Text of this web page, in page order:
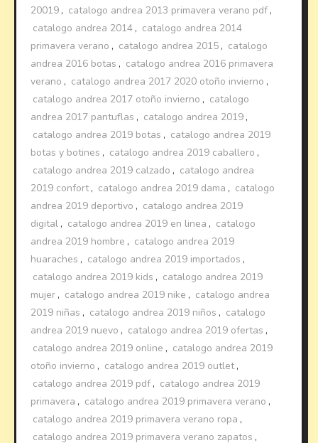
20019 , catalogo andrea 2013 primavera verano pdf ,
catalogo andrea 2014 , catalogo andrea 2014
primavera verano , catalogo andrea 2015 , catalogo
andrea 2016 botas , catalogo andrea 2016 primavera
verano , catalogo andrea 2017 2020 otoño invierno ,
catalogo andrea 2017 otoño invierno , catalogo
andrea 2017 pantuflas , catalogo andrea 2019 ,
catalogo andrea 2019 botas , catalogo andrea 2019
botas y botines , catalogo andrea 2019 caballero ,
catalogo andrea 2019 calzado , catalogo andrea
2019 confort, catalogo andrea 2019 dama , catalogo
andrea 2019 deportivo , catalogo andrea 2019
digital , catalogo andrea 2019 en linea , catalogo
andrea 2019 hombre , catalogo andrea 2019
huaraches , catalogo andrea 2019 importados ,
catalogo andrea 2019 kids , catalogo andrea 2019
mujer , catalogo andrea 2019 nike , catalogo andrea
2019 niñas , catalogo andrea 2019 niños , catalogo
andrea 2019 nuevo , catalogo andrea 2019 ofertas ,
catalogo andrea 2019 online , catalogo andrea 2019
otoño invierno , catalogo andrea 2019 outlet,
catalogo andrea 2019 pdf , catalogo andrea 2019
primavera , catalogo andrea 2019 primavera verano ,
catalogo andrea 2019 primavera verano ropa ,
catalogo andrea 2019 primavera verano zapatos ,